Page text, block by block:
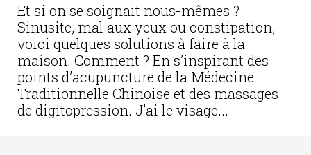
Et si on se soignait nous-mêmes ?
Sinusite, mal aux yeux ou constipation,
voici quelques solutions à faire à la
maison. Comment ? En s’inspirant des
points d’acupuncture de la Médecine
Traditionnelle Chinoise et des massages
de digitopression. J’ai le visage...